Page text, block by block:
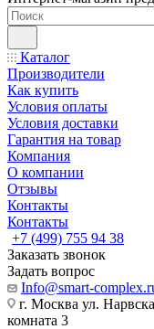
Каталог
Производители
Как купить
Условия оплаты
Условия доставки
Гарантия на товар
Компания
О компании
Отзывы
Контакты
Контакты
+7 (499) 755 94 38
Заказать звонок
Задать вопрос
Info@smart-
г. Москва ул.
комната 3